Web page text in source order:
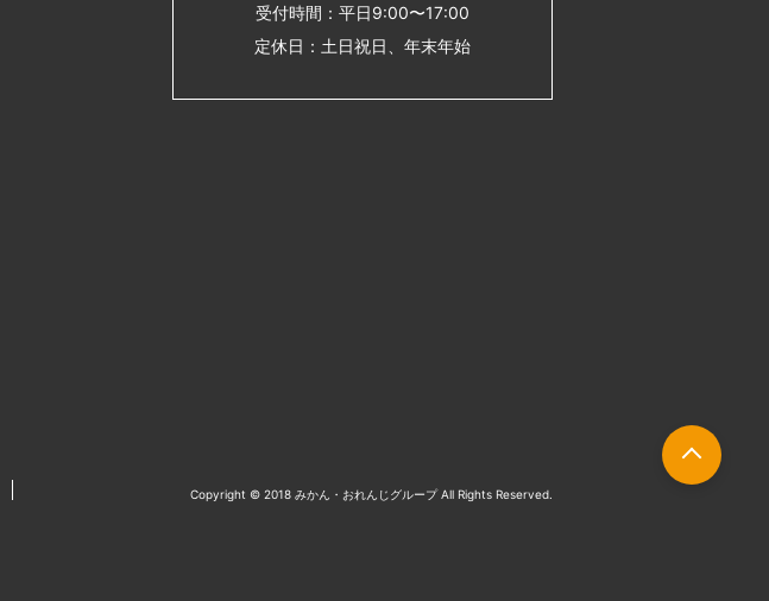
受付時間：平日9:00〜17:00
定休日：土日祝日、年末年始
Copyright © 2018 みかん・おれんじグループ All Rights Reserved.